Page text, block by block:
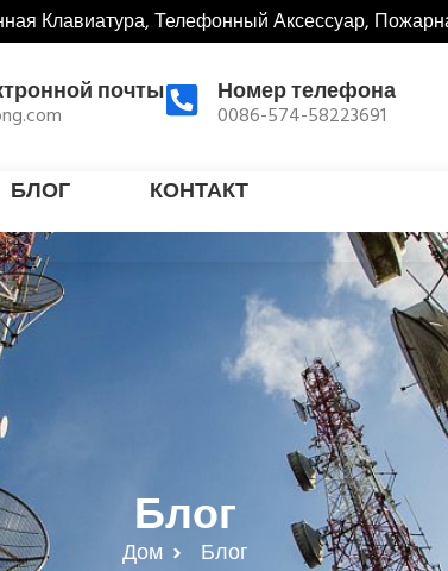
Клавиатура, Телефонный Аксессуар,
почты Номер телефона
0086-574-58223691
БЛОГ КОНТАКТ
Блог
Дом Блог